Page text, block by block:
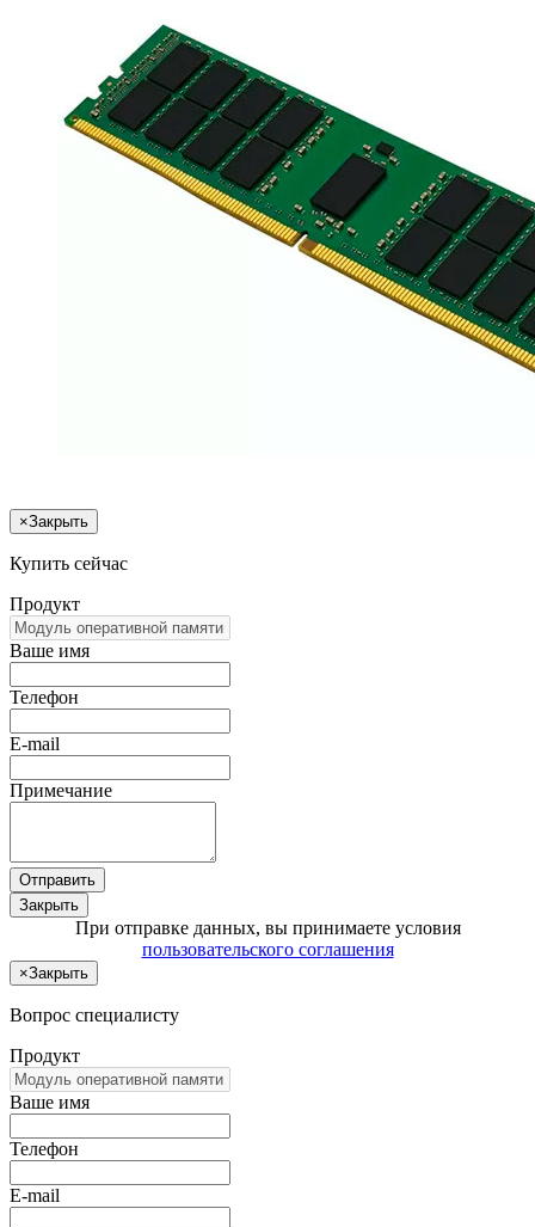
×Закрыть
Купить сейчас
Продукт
Ваше имя
Телефон
E-mail
Примечание
Отправить
Закрыть
При отправке данных, вы принимаете условия
пользовательского соглашения
×Закрыть
Вопрос специалисту
Продукт
Ваше имя
Телефон
E-mail